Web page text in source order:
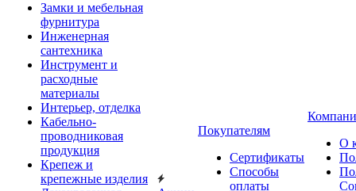
Замки и мебельная
фурнитура
Инженерная
сантехника
Инструмент и
расходные
материалы
Интерьер, отделка
Кабельно-
проводниковая
продукция
Крепеж и
крепежные изделия
Покупателям
Сертификаты
Способы
оплаты
О